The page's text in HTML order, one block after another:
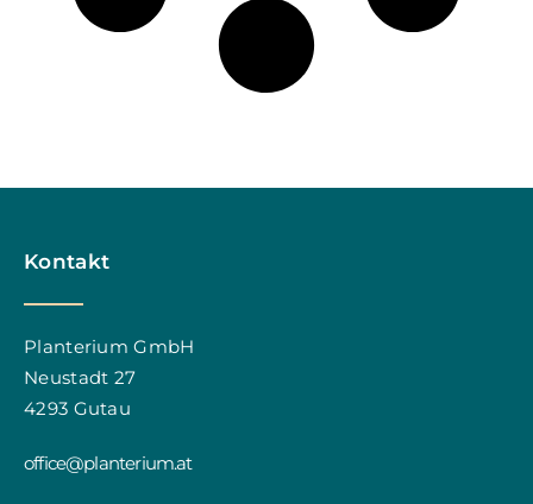
Kontakt
Planterium GmbH
Neustadt 27
4293 Gutau
office@planterium.at